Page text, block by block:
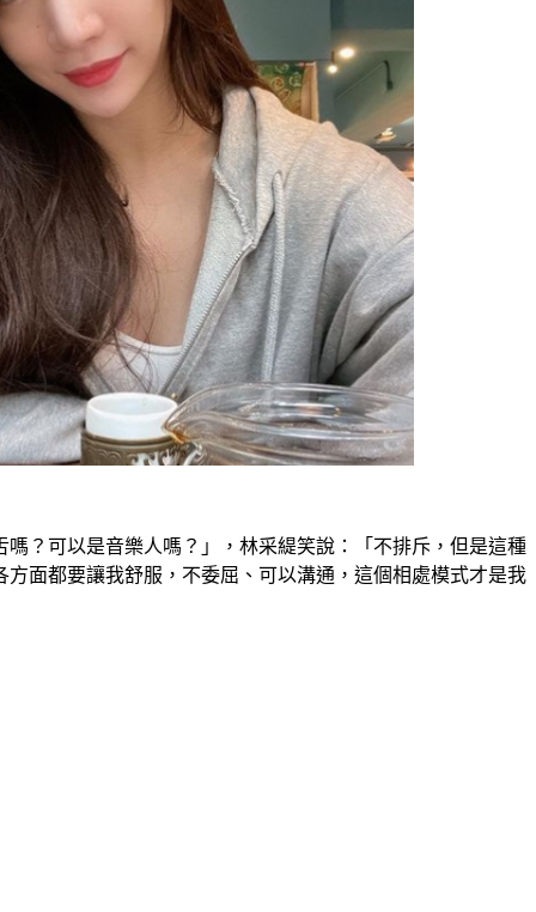
？可以是音樂人嗎？」，林采緹笑說：「不排斥，但是這種
面都要讓我舒服，不委屈、可以溝通，這個相處模式才是我